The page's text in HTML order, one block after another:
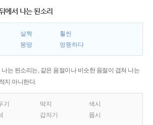
에서 나는 된소리
살짝
훨씬
몽땅 엉뚱하다
나는 된소리는, 같은 음절이나 비슷한 음절이 겹쳐 나는
지 아니한다.
기 딱지
색시
갑자기 몹시